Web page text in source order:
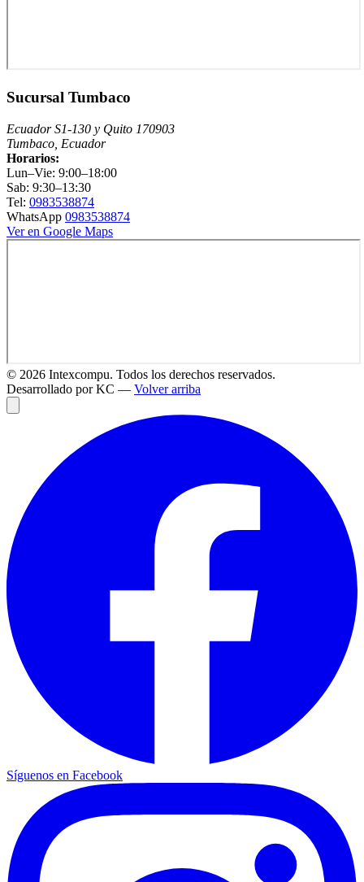
Sucursal Tumbaco
Ecuador S1-130 y Quito 170903
Tumbaco, Ecuador
Horarios:
Lun–Vie: 9:00–18:00
Sab: 9:30–13:30
Tel: 0983538874
WhatsApp 0983538874
Ver en Google Maps
© 2026 Intexcompu. Todos los derechos reservados.
Desarrollado por KC — Volver arriba
Síguenos en Facebook